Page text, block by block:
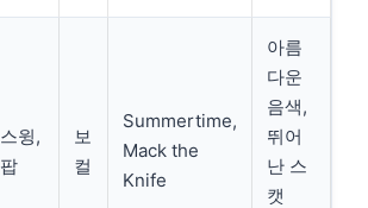
스윙,
팝
보
컬
Summertime,
Mack the
Knife
아름
다운
음색,
뛰어
난 스
캣